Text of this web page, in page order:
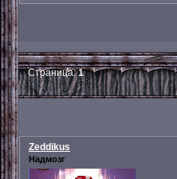
Страница:1
Zeddikus
Надмозг